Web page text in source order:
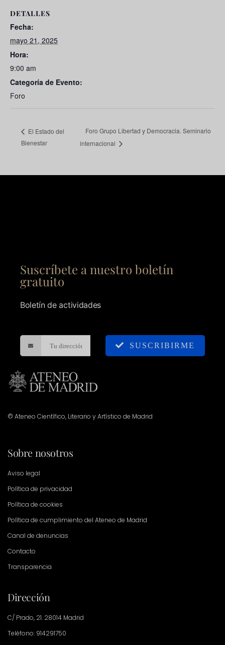
DETALLES
Fecha:
mayo 21, 2025
Hora:
9:00 am
Categoría de Evento:
Foro
El Estado del
Bienestar
Foro Grupo Libertad y Democracia. Seminario
internacional
Suscríbete a nuestro boletín
gratuito
Boletín de actividades
SUSCRIBIRME
© Ateneo Científico, Literario y Artístico de Madrid
Sobre nosotros
Aviso legal
Política de privacidad
Política de cookies
Política de cumplimiento del Ateneo de Madrid
Canal de denuncias
Contacto
Transparencia
Dirección
C/ Prado, 21. 28014 Madrid
Teléfono: 914291750